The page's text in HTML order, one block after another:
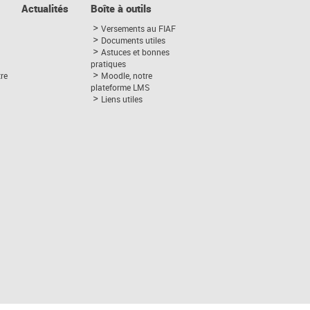
Actualités Boîte à outils
Versements au FIAF
Documents utiles
Astuces et bonnes
pratiques
Moodle, notre
plateforme LMS
Liens utiles